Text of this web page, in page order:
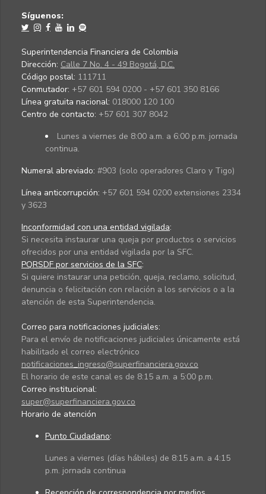
Síguenos:
Superintendencia Financiera de Colombia
Dirección: Calle 7 No. 4 - 49 Bogotá, D.C.
Código postal: 111711
Conmutador: +57 601 594 0200 - +57 601 350 8166
Línea gratuita nacional: 018000 120 100
Centro de contacto: +57 601 307 8042
Lunes a viernes de 8:00 a.m. a 6:00 p.m. jornada
continua.
Numeral abreviado: #903 (solo operadores Claro y Tigo)
Línea anticorrupción: +57 601 594 0200 extensiones 2334
y 3623
Inconformidad con una entidad vigilada:
Si necesita instaurar una queja por productos o servicios
ofrecidos por una entidad vigilada por la SFC.
PQRSDF por servicios de la SFC:
Si quiere instaurar una petición, queja, reclamo, solicitud,
denuncia o felicitación con relación a los servicios o a la
atención de esta Superintendencia.
Correo para notificaciones judiciales:
Para el envío de notificaciones judiciales únicamente está
habilitado el correo electrónico
notificaciones_ingreso@superfinanciera.gov.co
El horario de este canal es de 8:15 a.m. a 5:00 p.m.
Correo institucional:
super@superfinanciera.gov.co
Horario de atención
Punto Ciudadano:
Lunes a viernes (días hábiles) de 8:15 a.m. a 4:15
p.m. jornada continua